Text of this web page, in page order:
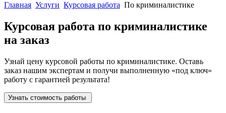
Главная Услуги Курсовая работа По криминалистике
Курсовая работа по криминалистике
на заказ
Узнай цену курсовой работы по криминалистике. Оставь
заказ нашим экспертам и получи выполненную «под ключ»
работу с гарантией результата!
Узнать стоимость работы